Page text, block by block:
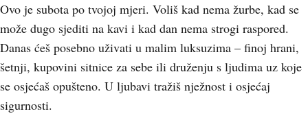
Ovo je subota po tvojoj mjeri. Voliš kad nema žurbe, kad se
može dugo sjediti na kavi i kad dan nema strogi raspored.
Danas ćeš posebno uživati u malim luksuzima – finoj hrani,
šetnji, kupovini sitnice za sebe ili druženju s ljudima uz koje
se osjećaš opušteno. U ljubavi tražiš nježnost i osjećaj
sigurnosti.